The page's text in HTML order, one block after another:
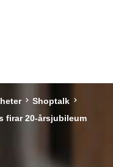
Shoptalk
firar 20-årsjubileum